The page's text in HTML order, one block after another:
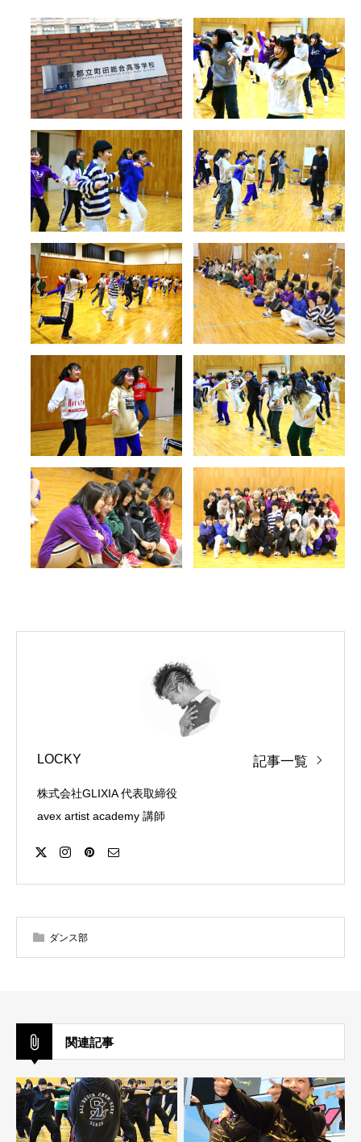
LOCKY 記事一覧
株式会社GLIXIA 代表取締役
avex artist academy 講師
ダンス部
関連記事